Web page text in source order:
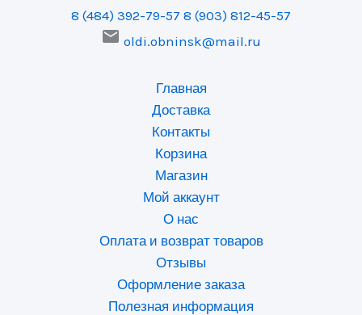
8 (484) 392-79-57 8 (903) 812-45-57
 oldi.obninsk@mail.ru
Главная
Доставка
Контакты
Корзина
Магазин
Мой аккаунт
О нас
Оплата и возврат товаров
Отзывы
Оформление заказа
Полезная информация